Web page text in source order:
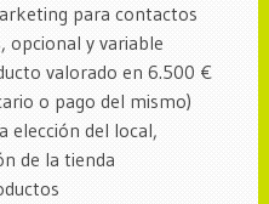
para contactos
opcional y variable
valorado en 6.500 €
o pago del mismo)
elección del local,
de la tienda